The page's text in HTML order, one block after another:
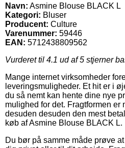
Navn: Asmine Blouse BLACK L
Kategori: Bluser
Producent: Culture
Varenummer: 59446
EAN: 5712438809562
Vurderet til 4.1 ud af 5 stjerner
Mange internet virksomheder
leveringsmuligheder. Et hit er i
du så nemt kan hente dine nye
mulighed for det. Fragtformen er
desuden desuden den mest
køb af Asmine Blouse BLACK L.
Du bør på samme måde prøve